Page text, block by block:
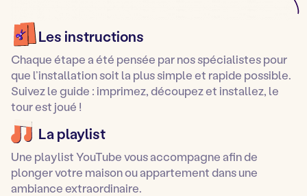
Les instructions
Chaque étape a été pensée par nos spécialistes pour
que l’installation soit la plus simple et rapide possible.
Suivez le guide : imprimez, découpez et installez, le
tour est joué !
La playlist
Une playlist YouTube vous accompagne afin de
plonger votre maison ou appartement dans une
ambiance extraordinaire.